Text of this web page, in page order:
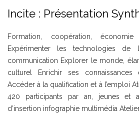
Incite : Présentation
Formation, coopération,
Expérimenter les technologies de
communication Explorer le monde,
culturel Enrichir ses
Accéder à la qualification et à l’emploi
420 participants par an, jeunes et
d’insertion infographie multimédia